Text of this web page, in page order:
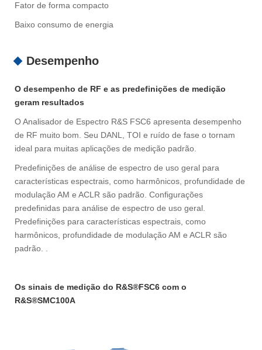
Fator de forma compacto
Baixo consumo de energia
Desempenho
O desempenho de RF e as predefinições de medição
geram resultados
O Analisador de Espectro R&S FSC6 apresenta desempenho
de RF muito bom. Seu DANL, TOI e ruído de fase o tornam
ideal para muitas aplicações de medição padrão.
Predefinições de análise de espectro de uso geral para
características espectrais, como harmônicos, profundidade de
modulação AM e ACLR são padrão. Configurações
predefinidas para análise de espectro de uso geral.
Predefinições para características espectrais, como
harmônicos, profundidade de modulação AM e ACLR são
padrão. .
Os sinais de medição do R&S®FSC6 com o
R&S®SMC100A